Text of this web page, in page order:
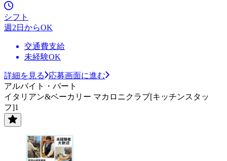
シフト
週2日からOK
交通費支給
未経験OK
詳細を見る
応募画面に進む
アルバイト・パート
イタリアン&ベーカリー マカロニクラブ[キッチンスタッ
フ]1